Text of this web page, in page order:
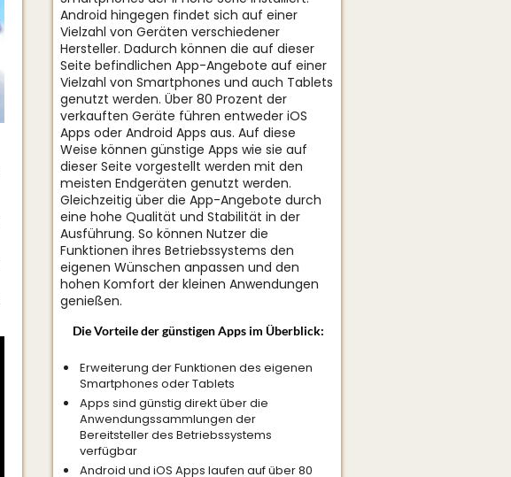
Android hingegen findet sich auf einer
Vielzahl von Geräten verschiedener
Hersteller. Dadurch können die auf dieser
Seite befindlichen App-Angebote auf einer
Vielzahl von Smartphones und auch Tablets
genutzt werden. Über 80 Prozent der
verkauften Geräte führen entweder iOS
Apps oder Android Apps aus. Auf diese
Weise können günstige Apps wie sie auf
dieser Seite vorgestellt werden mit den
meisten Endgeräten genutzt werden.
Gleichzeitig über die App-Angebote durch
eine hohe Qualität und Stabilität in der
Ausführung. So können Nutzer die
Funktionen ihres Betriebssystems den
eigenen Wünschen anpassen und den
hohen Komfort der kleinen Anwendungen
genießen.
Die Vorteile der günstigen Apps im Überblick:
Erweiterung der Funktionen des eigenen
Smartphones oder Tablets
Apps sind günstig direkt über die
Anwendungssammlungen der
Bereitsteller des Betriebssystems
verfügbar
Android und iOS Apps laufen auf über 80